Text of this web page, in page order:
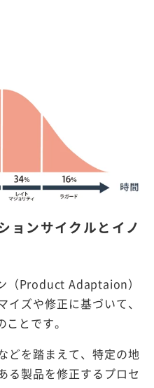
ョンサイクルとイノ
（Product Adaptaion）
ズや修正に基づいて、
とです。
どを踏まえて、特定の地
る製品を修正するプロセ